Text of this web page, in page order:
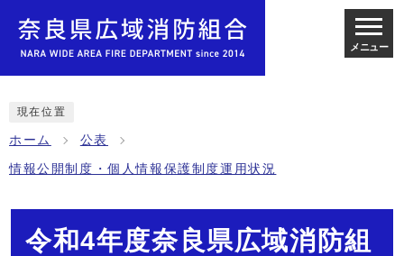
メニュー
現在位置
ホーム 公表
情報公開制度・個人情報保護制度運用状況
令和4年度奈良県広域消防組